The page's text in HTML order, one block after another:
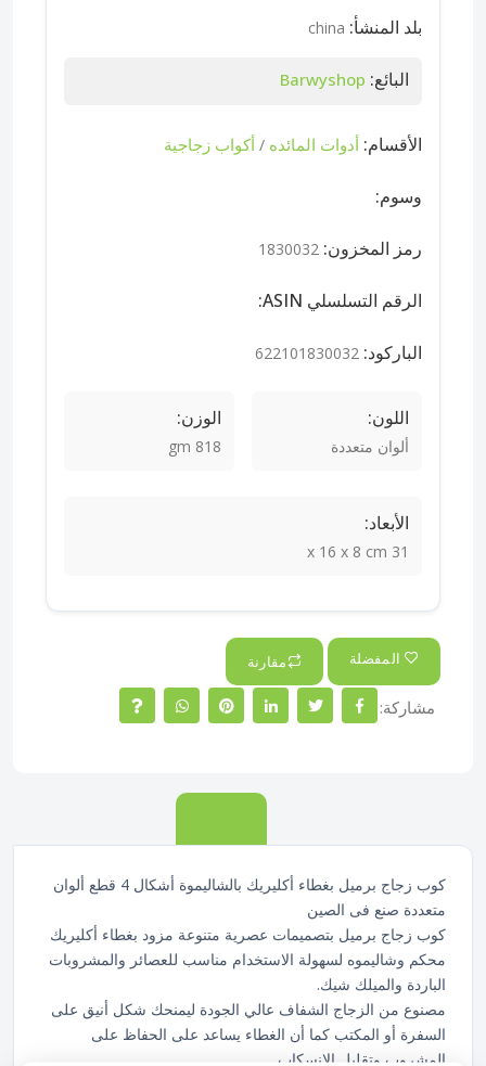
بلد المنشأ: china
البائع: Barwyshop
الأقسام: أدوات المائده / أكواب زجاجية
وسوم:
رمز المخزون: 1830032
الرقم التسلسلي ASIN:
الباركود: 622101830032
اللون:
ألوان متعددة
الوزن:
818 gm
الأبعاد:
31 x 16 x 8 cm
المفضلة مقارنة
مشاركة:
كوب زجاج برميل بغطاء أكليريك بالشاليموة أشكال 4 قطع ألوان
متعددة صنع فى الصين
كوب زجاج برميل بتصميمات عصرية متنوعة مزود بغطاء أكليريك
محكم وشاليموه لسهولة الاستخدام مناسب للعصائر والمشروبات
الباردة والميلك شيك.
مصنوع من الزجاج الشفاف عالي الجودة ليمنحك شكل أنيق على
السفرة أو المكتب كما أن الغطاء يساعد على الحفاظ على
المشروب وتقليل الانسكاب.